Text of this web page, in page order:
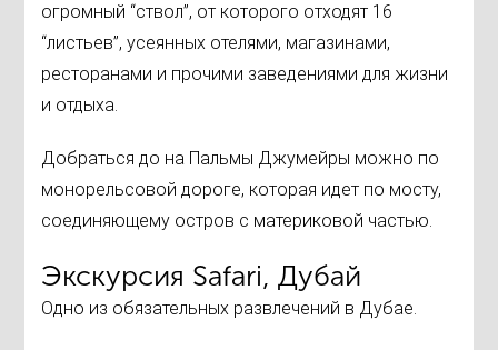
огромный “ствол”, от которого отходят 16
“листьев”, усеянных отелями, магазинами,
ресторанами и прочими заведениями для жизни
и отдыха.
Добраться до на Пальмы Джумейры можно по
монорельсовой дороге, которая идет по мосту,
соединяющему остров с материковой частью.
Экскурсия Safari, Дубай
Одно из обязательных развлечений в Дубае.